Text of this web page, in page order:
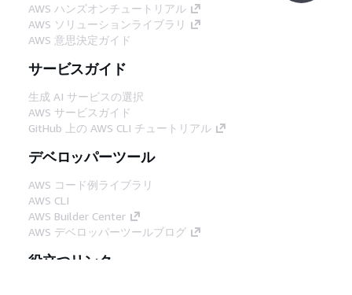
AWS ハンズオンチュートリアル
AWS ソリューションライブラリ
AWS 意思決定ガイド
サービスガイド
生成 AI サービスの選択
AWS サービスガイド
GitHub 上の AWS CLI チュートリアル
デベロッパーツール
AWS コード例ライブラリ
AWS CLI
AWS Builder Center
AWS デベロッパーツールブログ
役立つリンク